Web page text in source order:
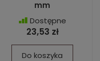
mm
Dostępne
23,53 zł
Do koszyka